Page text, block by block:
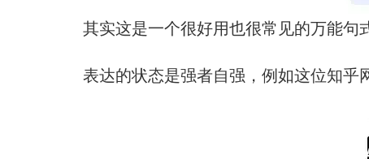
其实这是一个很好用也很常见的万能句
表达的状态是强者自强，例如这位知乎